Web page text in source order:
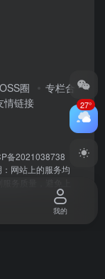
圈
专栏合
情链接
备2021038738
网站上的服务均
27°
我的